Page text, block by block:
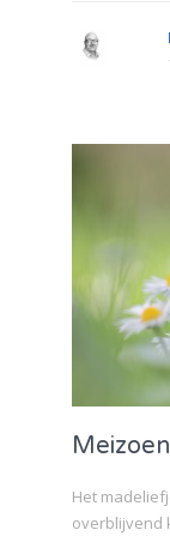
Het
overblijvend